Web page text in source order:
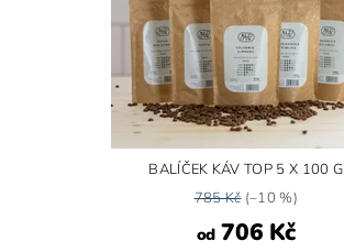
BALÍČEK KÁV TOP 5 X 100 G
785 Kč(–10 %)
od706 Kč